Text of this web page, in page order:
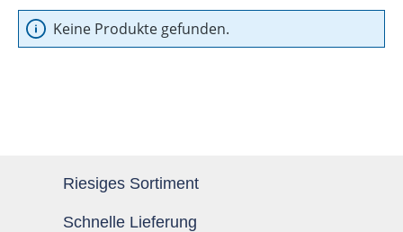
Keine Produkte gefunden.
Riesiges Sortiment
Schnelle Lieferung